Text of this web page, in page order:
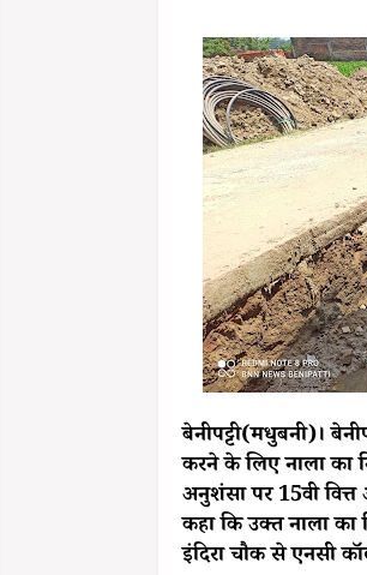
बेनीपट्टी(मधुबनी)।
करने के लिए नाला का
अनुशंसा पर 15वी वित्त
कहा कि उक्त नाला का
इंदिरा चौक से एनसी